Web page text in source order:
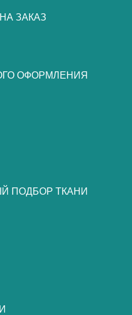
ЗАКАЗ
ОФОРМЛЕНИЯ
ПОДБОР ТКАНИ